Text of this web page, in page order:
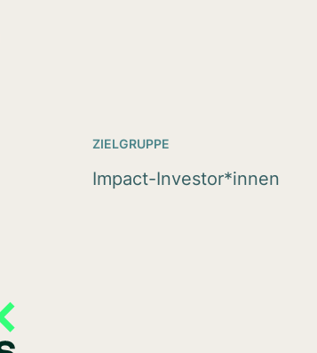
ZIELGRUPPE
Impact-Investor*innen